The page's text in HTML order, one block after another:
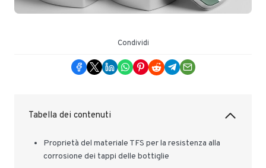
Condividi
Tabella dei contenuti
Proprietà del materiale TFS per la resistenza alla
corrosione dei tappi delle bottiglie